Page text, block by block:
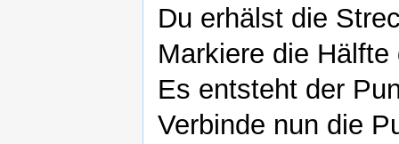
Du erhälst die
Markiere die
Es entsteht der
Verbinde nun die